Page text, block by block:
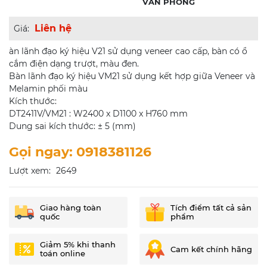
Giá: Liên hệ
àn lãnh đạo ký hiệu V21 sử dụng veneer cao cấp, bàn có ổ
cắm điện dạng trượt, màu đen.
Bàn lãnh đạo ký hiệu VM21 sử dụng kết hợp giữa Veneer và
Melamin phối màu
Kích thước:
DT2411V/VM21 : W2400 x D1100 x H760 mm
Dung sai kích thước: ± 5 (mm)
Gọi ngay: 0918381126
Lượt xem: 2649
Giao hàng toàn
quốc
Tích điểm tất cả sản
phẩm
Giảm 5% khi thanh
toán online
Cam kết chính hãng